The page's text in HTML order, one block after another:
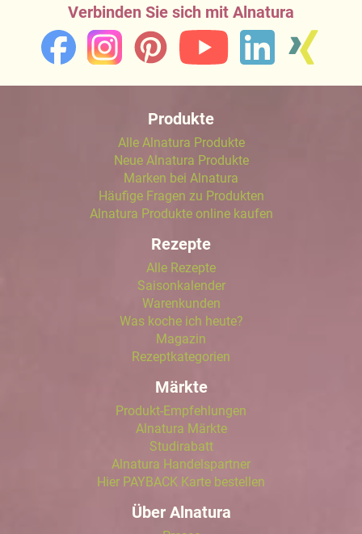
Verbinden Sie sich mit Alnatura
Produkte
Alle Alnatura Produkte
Neue Alnatura Produkte
Marken bei Alnatura
Häufige Fragen zu Produkten
Alnatura Produkte online kaufen
Rezepte
Alle Rezepte
Saisonkalender
Warenkunden
Was koche ich heute?
Magazin
Rezeptkategorien
Märkte
Produkt-Empfehlungen
Alnatura Märkte
Studirabatt
Alnatura Handelspartner
Hier PAYBACK Karte bestellen
Über Alnatura